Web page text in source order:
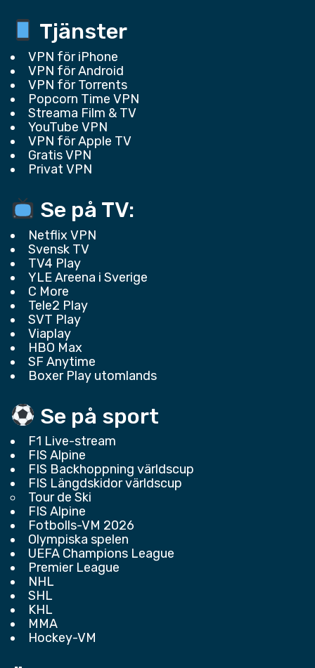
Tjänster
VPN för iPhone
VPN för Android
VPN för Torrents
Popcorn Time VPN
Streama Film & TV
YouTube VPN
VPN för Apple TV
Gratis VPN
Privat VPN
Se på TV:
Netflix VPN
Svensk TV
TV4 Play
YLE Areena i Sverige
C More
Tele2 Play
SVT Play
Viaplay
HBO Max
SF Anytime
Boxer Play utomlands
Se på sport
F1 Live-stream
FIS Alpine
FIS Backhoppning världscup
FIS Längdskidor världscup
Tour de Ski
FIS Alpine
Fotbolls-VM 2026
Olympiska spelen
UEFA Champions League
Premier League
NHL
SHL
KHL
MMA
Hockey-VM